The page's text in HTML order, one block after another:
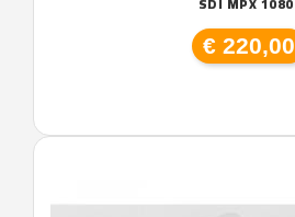
€ 220,00